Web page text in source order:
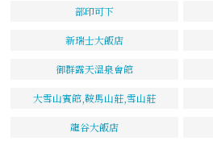
部印可下
新瑞士大飯店
御群露天溫泉會館
大雪山賓館,鞍馬山莊,雪山莊
龍谷大飯店